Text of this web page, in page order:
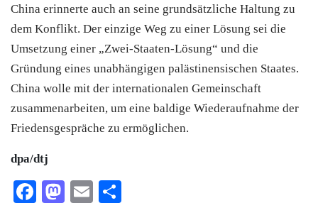
China erinnerte auch an seine grundsätzliche Haltung zu
dem Konflikt. Der einzige Weg zu einer Lösung sei die
Umsetzung einer „Zwei-Staaten-Lösung“ und die
Gründung eines unabhängigen palästinensischen Staates.
China wolle mit der internationalen Gemeinschaft
zusammenarbeiten, um eine baldige Wiederaufnahme der
Friedensgespräche zu ermöglichen.
dpa/dtj
Facebook
Mastodon
Email